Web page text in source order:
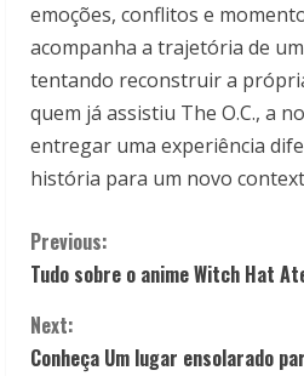
emoções, conflitos e
acompanha a trajetória de
tentando reconstruir a
quem já assistiu The O.C., a
entregar uma experiência
história para um novo
C
o
n
Previous:
Tudo sobre o anime Witch Hat
Next:
Conheça Um lugar ensolarado